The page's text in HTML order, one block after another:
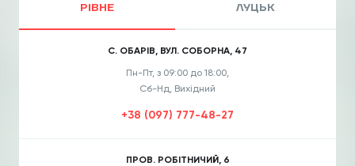
РІВНЕ ЛУЦЬК
С. ОБАРІВ, ВУЛ. СОБОРНА, 47
Пн-Пт, з 09:00 до 18:00,
Сб-Нд, Вихідний
+38 (097) 777-48-27
ПРОВ. РОБІТНИЧИЙ, 6